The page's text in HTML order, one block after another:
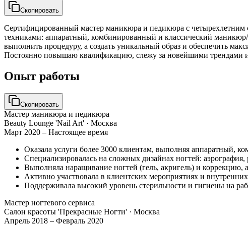
Скопировать
Сертифицированный мастер маникюра и педикюра с
техниками: аппаратный, комбинированный и классический
выполнить процедуру, а создать уникальный образ и обеспечить
Постоянно повышаю квалификацию, слежу за новейшими трендами
Опыт работы
Скопировать
Мастер маникюра и педикюра
Beauty Lounge 'Nail Art' · Москва
Март 2020 – Настоящее время
Оказала услуги более 3000 клиентам, выполняя аппаратный,
Специализировалась на сложных дизайнах ногтей:
Выполняла наращивание ногтей (гель, акригель) и
Активно участвовала в клиентских мероприятиях и
Поддерживала высокий уровень стерильности и гигиены на
Мастер ногтевого сервиса
Салон красоты 'Прекрасные Ногти' · Москва
Апрель 2018 – Февраль 2020